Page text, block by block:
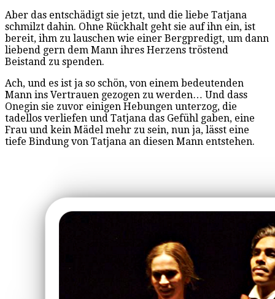
Aber das entschädigt sie jetzt, und die liebe Tatjana
schmilzt dahin. Ohne Rückhalt geht sie auf ihn ein, ist
bereit, ihm zu lauschen wie einer Bergpredigt, um dann
liebend gern dem Mann ihres Herzens tröstend
Beistand zu spenden.
Ach, und es ist ja so schön, von einem bedeutenden
Mann ins Vertrauen gezogen zu werden… Und dass
Onegin sie zuvor einigen Hebungen unterzog, die
tadellos verliefen und Tatjana das Gefühl gaben, eine
Frau und kein Mädel mehr zu sein, nun ja, lässt eine
tiefe Bindung von Tatjana an diesen Mann entstehen.